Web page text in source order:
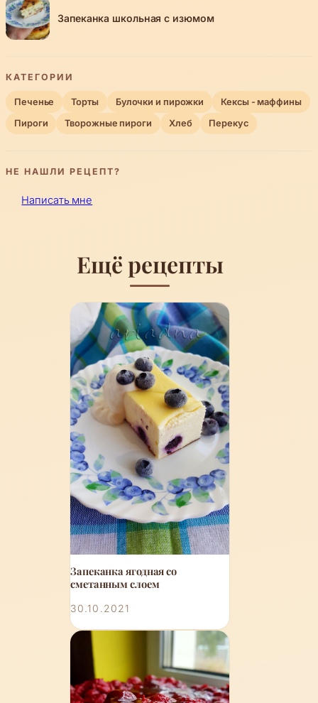
Запеканка школьная с изюмом
КАТЕГОРИИ
Печенье Торты Булочки и пирожки Кексы - маффины
Пироги Творожные пироги Хлеб Перекус
НЕ НАШЛИ РЕЦЕПТ?
Написать мне
Ещё рецепты
Запеканка ягодная со
сметанным слоем
30.10.2021